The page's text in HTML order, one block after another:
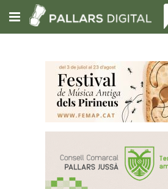
Subscriu-t'hi
Portada